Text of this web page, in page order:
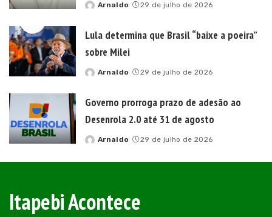
Posted
Arnaldo 29 de julho de 2026
Lula determina que Brasil “baixe a poeira”
sobre Milei
Posted
Arnaldo 29 de julho de 2026
Governo prorroga prazo de adesão ao
Desenrola 2.0 até 31 de agosto
Posted
Arnaldo 29 de julho de 2026
Itapebi Acontece